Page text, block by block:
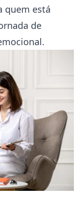
quem está
de